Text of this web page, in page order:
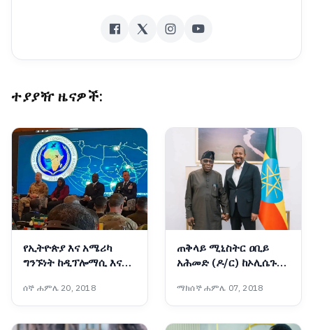
ተያያዥ ዜናዎች:
የኢትዮጵያ እና አሜሪካ
ግንኙነት ከዲፕሎማሲ እና
ስትራቴጂያዊ አጋርነት
እየተሸጋገረ ነው - አምባሳደር
ኤርቪን ማሲንጋ
ሰኞ ሐምሌ 20, 2018
ጠቅላይ ሚኒስትር ዐቢይ
አሕመድ (ዶ/ር) ከኦሊሴጉን
ማክሰኞ ሐምሌ 07, 2018